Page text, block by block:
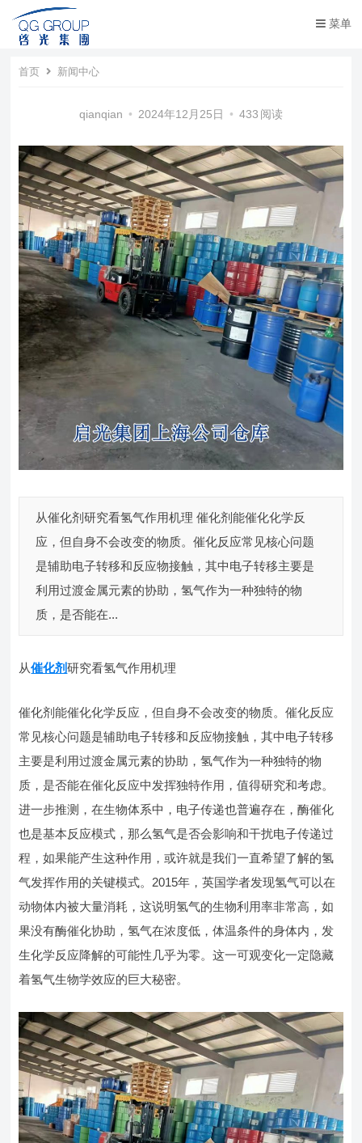
菜单
首页 新闻中心
qianqian • 2024年12月25日 • 433 阅读
从催化剂研究看氢气作用机理 催化剂能催化化学反
应，但自身不会改变的物质。催化反应常见核心问题
是辅助电子转移和反应物接触，其中电子转移主要是
利用过渡金属元素的协助，氢气作为一种独特的物
质，是否能在...
从催化剂研究看氢气作用机理
催化剂能催化化学反应，但自身不会改变的物质。催化反应
常见核心问题是辅助电子转移和反应物接触，其中电子转移
主要是利用过渡金属元素的协助，氢气作为一种独特的物
质，是否能在催化反应中发挥独特作用，值得研究和考虑。
进一步推测，在生物体系中，电子传递也普遍存在，酶催化
也是基本反应模式，那么氢气是否会影响和干扰电子传递过
程，如果能产生这种作用，或许就是我们一直希望了解的氢
气发挥作用的关键模式。2015年，英国学者发现氢气可以在
动物体内被大量消耗，这说明氢气的生物利用率非常高，如
果没有酶催化协助，氢气在浓度低，体温条件的身体内，发
生化学反应降解的可能性几乎为零。这一可观变化一定隐藏
着氢气生物学效应的巨大秘密。